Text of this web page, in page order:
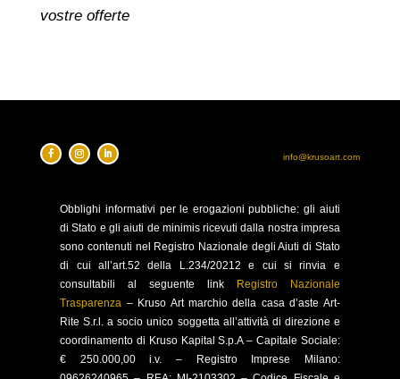
vostre offerte
info@krusoart.com
Obblighi informativi per le erogazioni pubbliche: gli aiuti
di Stato e gli aiuti de minimis ricevuti dalla nostra impresa
sono contenuti nel Registro Nazionale degli Aiuti di Stato
di cui all’art.52 della L.234/20212 e cui si rinvia e
consultabili al seguente link Registro Nazionale
Trasparenza – Kruso Art marchio della casa d’aste Art-
Rite S.r.l. a socio unico soggetta all’attività di direzione e
coordinamento di Kruso Kapital S.p.A – Capitale Sociale:
€ 250.000,00 i.v. – Registro Imprese Milano: